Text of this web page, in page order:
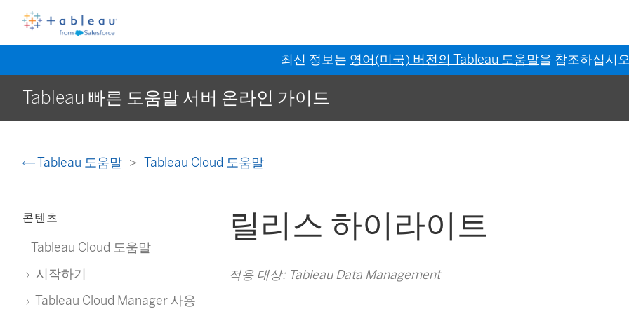
최신 정보는 영어(미국) 버전의 Tableau 도움말을 참조하십시
Tableau 빠른 도움말 서버 온라인 가이드
Tableau 도움말 Tableau Cloud 도움말
콘텐츠
Tableau Cloud 도움말
시작하기
Tableau Cloud Manager 사용
릴리스 하이라이트
적용 대상: Tableau Data Management